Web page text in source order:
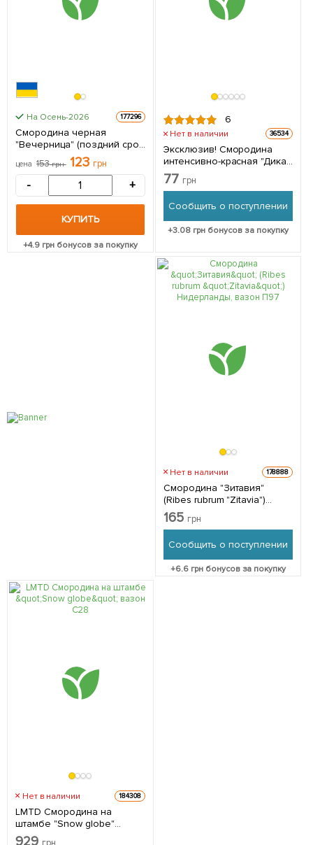
На Осень-2026 177296
Смородина черная
"Вечерница" (поздний срок
созревания) 1 саженец в
упаковке
цена 153грн 123 грн
- +
КУПИТЬ
+4.9 грн бонусов за покупку
6
Нет в наличии 36534
Эксклюзив! Смородина
интенсивно-красная "Дикая
страсть" (Wild Passion)
(премиальный ранне-
упаковке
77 грн
Сообщить о поступлении
+3.08 грн бонусов за покупку
Нет в наличии 178888
Смородина "Зитавия"
(Ribes rubrum "Zitavia")
Нидерланды, вазон П9 1
саженец в упаковке
165 грн
Сообщить о поступлении
+6.6грн бонусов за покупку
Нет в наличии 184308
LMTD Смородина на
штамбе "Snow globe"
вазон С2 1 саженец в
929 грн